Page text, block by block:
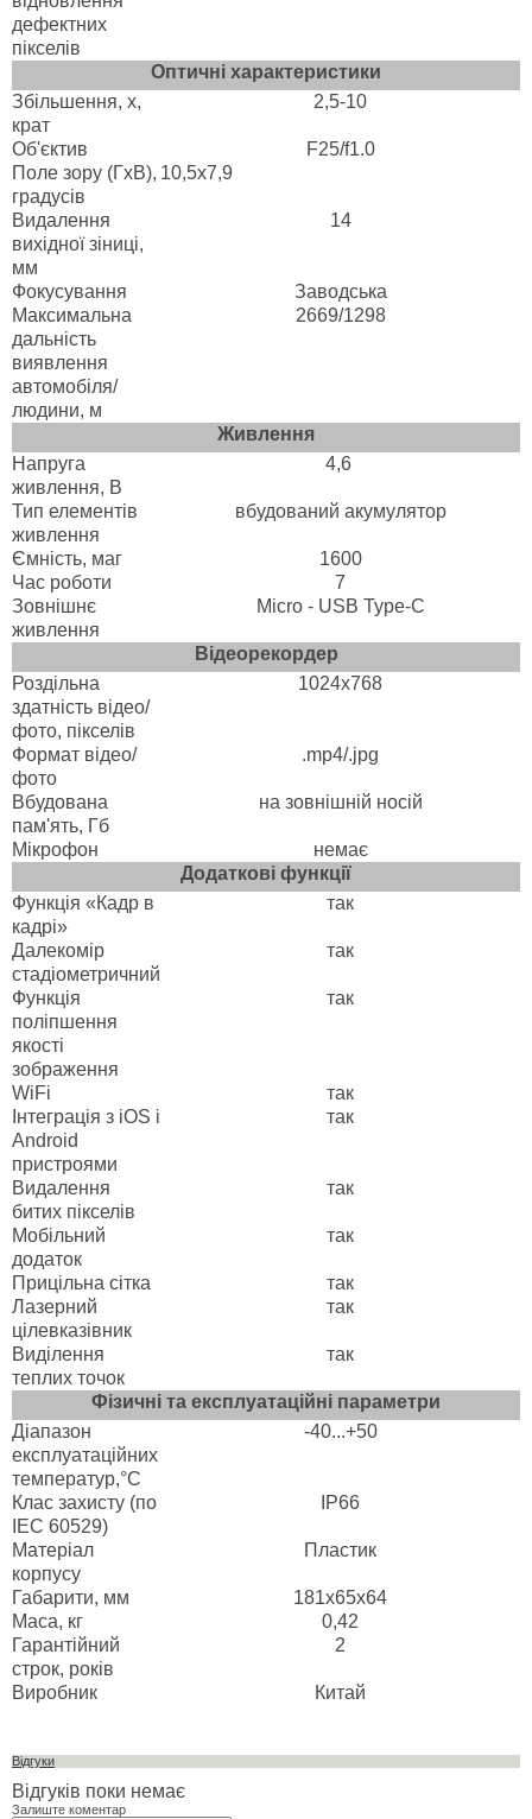
дефектних
пікселів
Оптичні характеристики
Збільшення, х,
крат
2,5-10
Об'єктив
F25/f1.0
Поле зору (ГхВ),
градусів
10,5х7,9
Видалення
вихідної зіниці,
мм
14
Фокусування
Заводська
Максимальна
дальність
виявлення
автомобіля/
людини, м
2669/1298
Живлення
Напруга
живлення, B
4,6
Тип елементів
живлення
вбудований акумулятор
Ємність, маг
1600
Час роботи
7
Зовнішнє
живлення
Micro - USB Type-C
Відеорекордер
Роздільна
здатність відео/
фото, пікселів
1024x768
Формат відео/
фото
.mp4/.jpg
Вбудована
пам'ять, Гб
на зовнішній носій
Мікрофон
немає
Додаткові функції
Функція «Кадр в
кадрі»
так
Далекомір
стадіометричний
так
Функція
поліпшення
якості
зображення
так
WiFi
так
Інтеграція з iOS і
Android
пристроями
так
Видалення
битих пікселів
так
Мобільний
додаток
так
Прицільна сітка
так
Лазерний
цілевказівник
так
Виділення
теплих точок
так
Фізичні та експлуатаційні параметри
Діапазон
експлуатаційних
температур,°C
-40...+50
Клас захисту (по
IEC 60529)
IP66
Матеріал
корпусу
Пластик
Габарити, мм
181x65x64
Маса, кг
0,42
Гарантійний
строк, років
2
Виробник Китай
Відгуки
Відгуків поки немає
Залиште коментар